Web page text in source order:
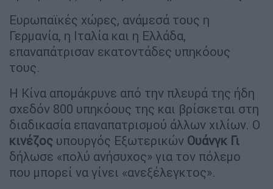
Ευρωπαϊκές χώρες, ανάμεσά τους η
Γερμανία, η Ιταλία και η Ελλάδα,
επαναπάτρισαν εκατοντάδες υπηκόους
τους.
Η Κίνα απομάκρυνε από την πλευρά της ήδη
σχεδόν 800 υπηκόους της και βρίσκεται στη
διαδικασία επαναπατρισμού άλλων χιλίων. Ο
κινέζος υπουργός Εξωτερικών Ουάνγκ Γι
δήλωσε «πολύ ανήσυχος» για τον πόλεμο
που μπορεί να γίνει «ανεξέλεγκτος».